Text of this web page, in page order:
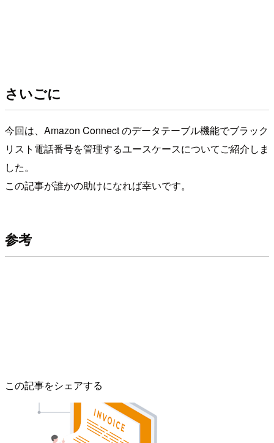
さいごに
今回は、Amazon Connect のデータテーブル機能でブラック
リスト電話番号を管理するユースケースについてご紹介しま
した。
この記事が誰かの助けになれば幸いです。
参考
この記事をシェアする